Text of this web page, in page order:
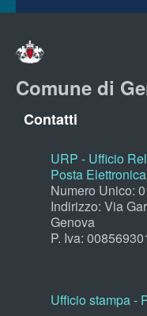
Comune di
Contatti
URP - Ufficio
Posta
Numero Unico:
Indirizzo: Via
Genova
P. Iva:
Ufficio stampa -